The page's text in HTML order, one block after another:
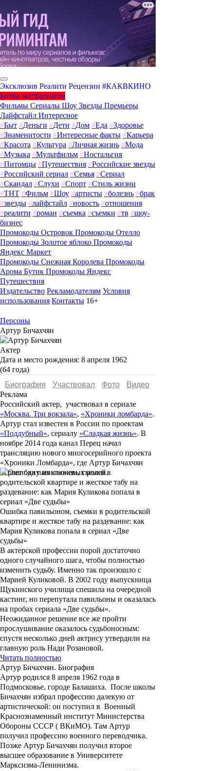
Эксклюзив Реалити Рецензии #КАКВКИНО
Битва экстрасенсов
Фильмы Сериалы Шоу Звезды Премьеры
Лайфстайл Интересное
#Быт #Деньги #Дети #Дом #Еда #Здоровье
#Знаменитости #Интересные факты #Карьера
#Красота #Культура #Личная жизнь #Мода
#Музыка #Мультфильм #Ностальгия
#Питомцы #Путешествия #Российские звезды
#Российский сериал #Семья #Сериал
#Скандал #Слухи #Спорт #Стиль жизни
#ТНТ #Фильм #Шоу #артисты #болезнь #брак
#звезды #лайфстайл #новость #отношения
#реалити #роман #съемка #съемки #тв #шоу-
бизнес
Промокоды Островок Промокоды Отелло
Промокоды Золотое яблоко Промокоды
Яндекс Маркет
Промокоды Снежная Королева Промокоды
Арома Бутик Промокоды Яндекс
Путешествия
Издательство Рекламодателям Условия
использования Контакты 16+
Персоны
Артур Бичахчян
Актер
Дата и место рождения: 8 апреля 1962
(64 года)
Биография
Участвовал Фото
Видеo
Реклама
Российский актер, участвовал в сериале
«Москва. Три вокзала», «Хроники ломбарда».
Артур стал известен в России по проектам
«Поддубный», сериалу «Сладкая жизнь». В
ноябре 2014 года канал Перец начал
трансляцию нового многосерийного проекта
«Хроники Ломбарда», где Артур Бичахчян
играет одну из ключевых ролей.
Ошибка павильоном, съемки в родительской
квартире и жесткое табу на раздевание: как
Мария Куликова попала в сериал «Две
судьбы»
В актерской профессии порой достаточно
одного случайного шага, чтобы полностью
изменить судьбу. Именно так произошло с
Марией Куликовой. В 2002 году выпускница
Щукинского училища спешила на очередной
кастинг, но перепутала павильоны и оказалась
на пробах сериала «Две судьбы».
Неожиданное решение все же пройти
прослушивание оказалось судьбоносным:
спустя несколько дней актрису утвердили на
главную роль Нади Розановой.
Читать полностью
Артур Бичахчян. Биография
Артур родился 8 апреля 1962 года в
Подмосковье, городе Балашиха. После школы
Бичахчян избрал профессию далекую от
артистической: он поступил в Военный
Краснознаменный институт Министерства
Обороны СССР ( ВКиМО). Там Артур
получил профессию военного переводчика.
Позже Артур Бичахчян получил второе
высшее образование в Университете
Марксизма-Ленинизма.